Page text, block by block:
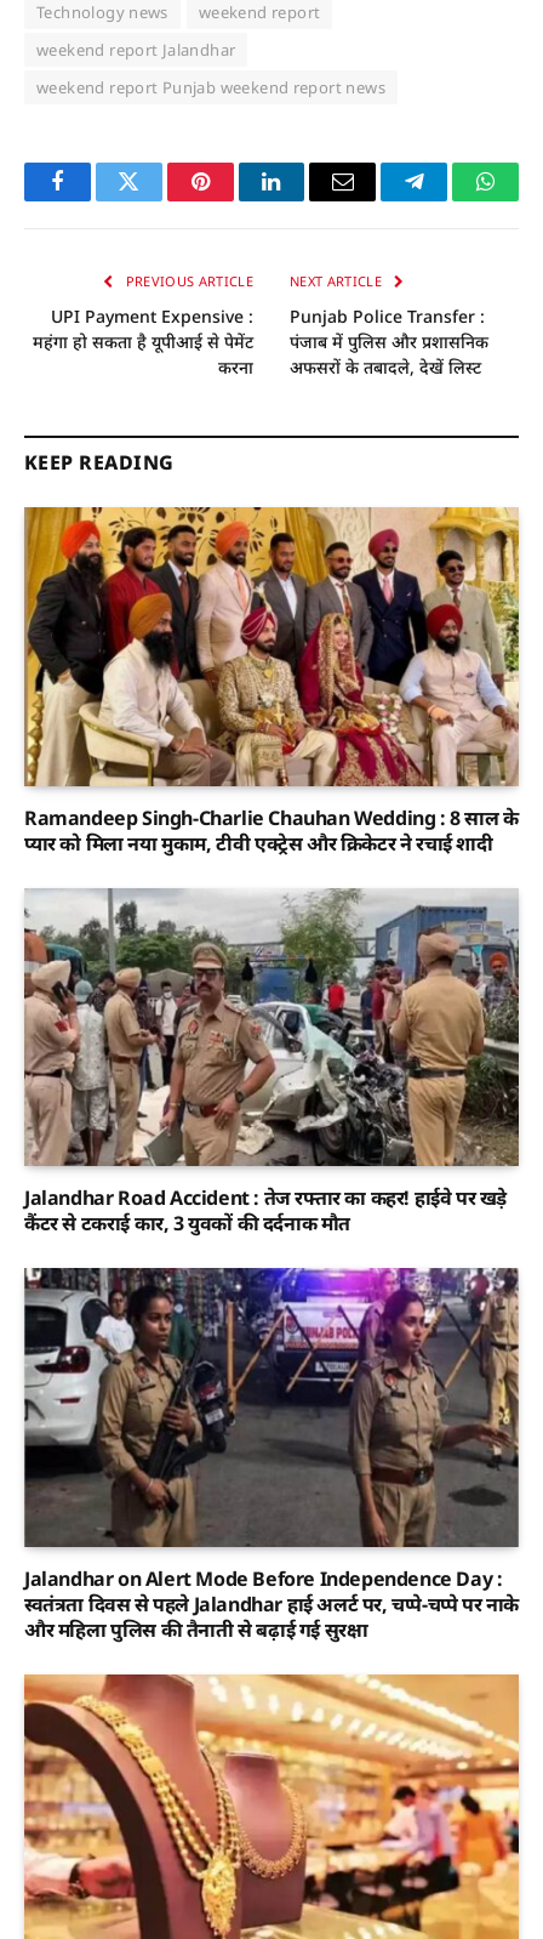
Technology news
weekend report
weekend report Jalandhar
weekend report Punjab weekend report news
FacebookTwitter PinterestLinkedInEmail Telegram
PREVIOUS ARTICLE
UPI Payment Expensive :
महंगा हो सकता है यूपीआई से पेमेंट
करना
NEXT ARTICLE
Punjab Police Transfer :
पंजाब में पुलिस और प्रशासनिक
अफसरों के तबादले, देखें लिस्ट
KEEP READING
Ramandeep Singh-Charlie Chauhan Wedding : 8 साल के
प्यार को मिला नया मुकाम, टीवी एक्ट्रेस और क्रिकेटर ने रचाई शादी
Jalandhar Road Accident : तेज रफ्तार का कहर! हाईवे पर खड़े
कैंटर से टकराई कार, 3 युवकों की दर्दनाक मौत
Jalandhar on Alert Mode Before Independence Day :
स्वतंत्रता दिवस से पहले Jalandhar हाई अलर्ट पर, चप्पे-चप्पे पर नाके
और महिला पुलिस की तैनाती से बढ़ाई गई सुरक्षा